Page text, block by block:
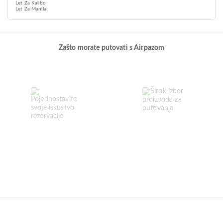
Let Za Kalibo
Let Za Manila
Zašto morate putovati s Airpazom